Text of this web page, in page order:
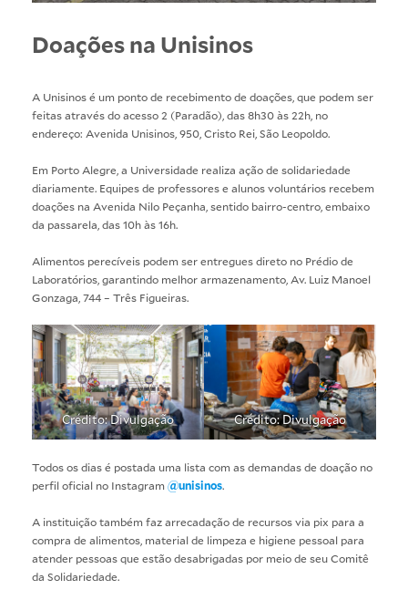
Doações na Unisinos
A Unisinos é um ponto de recebimento de doações, que podem ser
feitas através do acesso 2 (Paradão), das 8h30 às 22h, no
endereço: Avenida Unisinos, 950, Cristo Rei, São Leopoldo.
Em Porto Alegre, a Universidade realiza ação de solidariedade
diariamente. Equipes de professores e alunos voluntários recebem
doações na Avenida Nilo Peçanha, sentido bairro-centro, embaixo
da passarela, das 10h às 16h.
Alimentos perecíveis podem ser entregues direto no Prédio de
Laboratórios, garantindo melhor armazenamento, Av. Luiz Manoel
Gonzaga, 744 – Três Figueiras.
Crédito: Divulgação Crédito: Divulgação
Todos os dias é postada uma lista com as demandas de doação no
perfil oficial no Instagram@unisinos.
A instituição também faz arrecadação de recursos via pix para a
compra de alimentos, material de limpeza e higiene pessoal para
atender pessoas que estão desabrigadas por meio de seu Comitê
da Solidariedade.